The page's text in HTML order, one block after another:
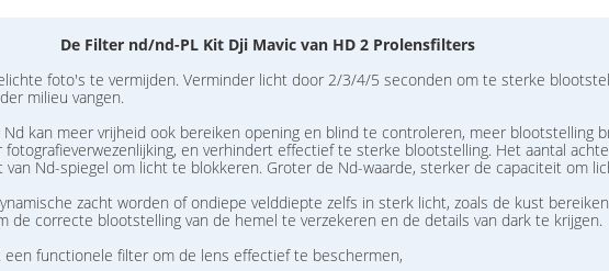
De Filter nd/nd-PL Kit Dji Mavic van HD 2 Prolensfilters
foto's te vermijden. Verminder licht door 2/3/4/5 seconden om te sterke
milieu vangen.
kan meer vrijheid ook bereiken opening en blind te controleren, meer blootstelling
en verhindert effectief te sterke blootstelling. Het aantal
Nd-spiegel om licht te blokkeren. Groter de Nd-waarde, sterker de capaciteit om
zacht worden of ondiepe velddiepte zelfs in sterk licht, zoals de kust bereiken
de correcte blootstelling van de hemel te verzekeren en de details van dark te krijgen.
functionele filter om de lens effectief te beschermen,